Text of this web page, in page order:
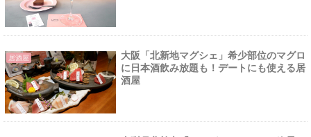
居酒屋
大阪「北新地マグシェ」希少部位のマグロ
に日本酒飲み放題も！デートにも使える居
酒屋